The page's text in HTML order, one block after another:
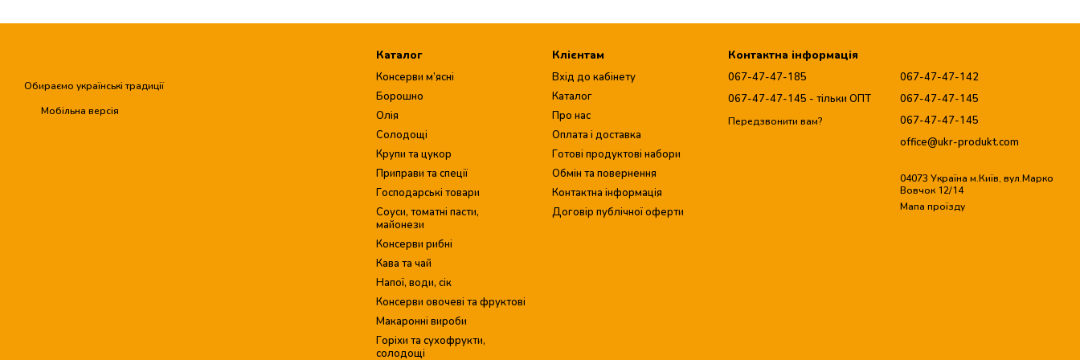
Обираємо українські традиції
Мобільна версія
Каталог
Консерви м’ясні
Борошно
Олія
Солодощі
Крупи та цукор
Приправи та спеції
Господарські товари
Соуси, томатні пасти,
майонези
Консерви рибні
Кава та чай
Напої, води, сік
Консерви овочеві та фруктові
Макаронні вироби
Горіхи та сухофрукти,
солодощі
Клієнтам
Вхід до кабінету
Каталог
Про нас
Оплата і доставка
Готові продуктові набори
Обмін та повернення
Контактна інформація
Договір публічної оферти
Контактна інформація
067-47-47-185
067-47-47-145 - тільки ОПТ
Передзвонити вам?
067-47-47-142
067-47-47-145
067-47-47-145
office@ukr-produkt.com
04073 Україна м.Київ, вул.Марко
Вовчок 12/14
Мапа проїзду